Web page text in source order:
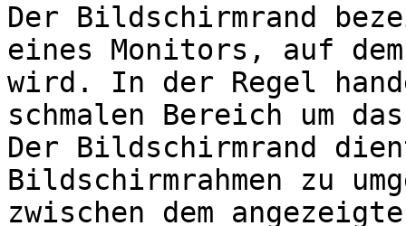
Der Bildschirmrand
eines Monitors, auf
wird. In der Regel
schmalen Bereich um
Der Bildschirmrand
Bildschirmrahmen zu
zwischen dem